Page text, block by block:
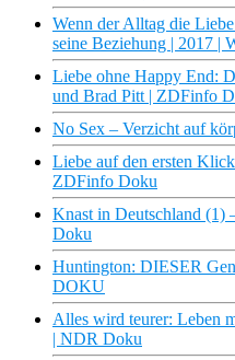
Wenn der Alltag die
seine Beziehung | 2017 |
Liebe ohne Happy End:
und Brad Pitt | ZDFinfo
No Sex – Verzicht auf
Liebe auf den ersten
ZDFinfo Doku
Knast in Deutschland
Doku
Huntington: DIESER
DOKU
Alles wird teurer: Leben
| NDR Doku